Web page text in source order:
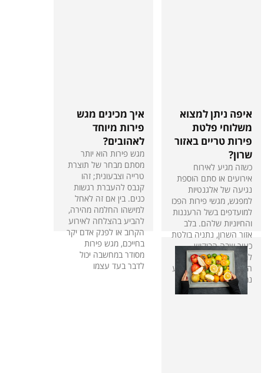
איפה ניתן למצוא
משלוחי פלטת
פירות טריים באזור
שרון?
כשזה מגיע לאירוח
אירועים או סתם הוספת
נגיעה של אלגנטיות
למפגש, מגשי פירות הפכו
למועדפים בשל הרעננות
והחיוניות שלהם. בלב
אזור השרון, נתניה בולטת
כעיר שבה הביקוש
למערכים הצבעוניים
האלה של מתיקות הטבע
נמצא בעלייה.
איך מכינים מגש
פירות מיוחד
לאהובים?
מגש פירות הוא יותר
מסתם מבחר של תוצרת
טרייה וצבעונית; זהו
קנבס להעברת רגשות
כנים. בין אם זה לאחל
למישהו החלמה מהירה,
להביע בהצלחה לאירוע
הקרוב או לפנק אדם יקר
בחייכם, מגש פירות
מסודר במחשבה יכול
לדבר בעד עצמו